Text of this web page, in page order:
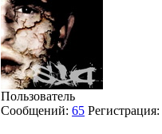
Пользователь
Сообщений: 65 Регистрация: